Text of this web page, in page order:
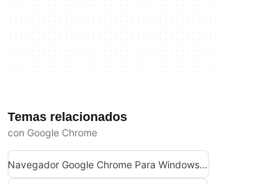
Temas relacionados
con Google Chrome
Navegador Google Chrome Para Windows 10